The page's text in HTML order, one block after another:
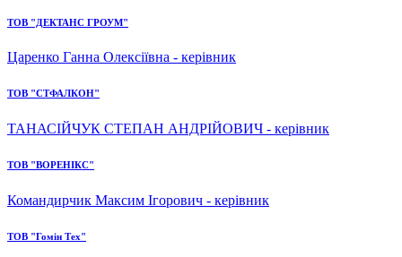
ТОВ "ДЕКТАНС ГРОУМ"
Царенко Ганна Олексіївна - керівник
ТОВ "СТФАЛКОН"
ТАНАСІЙЧУК СТЕПАН АНДРІЙОВИЧ - керівник
ТОВ "ВОРЕНІКС"
Командирчик Максим Ігорович - керівник
ТОВ "Гомін Тех"